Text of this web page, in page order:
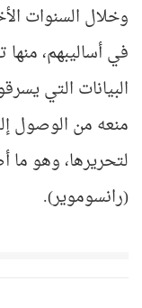
وخلال السنوات
في أساليبهم،
البيانات التي
منعه من الوصول
لتحريرها، وهو
(رانسوموير).